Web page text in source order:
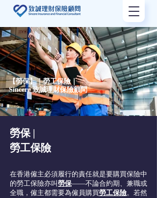
【勞保】｜勞工保險｜
Sincere 致誠理財保險顧問
​勞保 |
勞工保險
在香港僱主必須履行的責任就是要購買保險中
的勞工保險亦叫 勞保——不論合約期、兼職或
全職，僱主都需要為僱員購買勞工保險。若然